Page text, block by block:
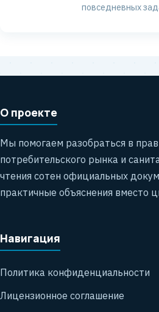
повседневных
О проекте
Мы помогаем разобраться в
потребительского рынка и
чтения сотен официальных
практичные объяснения вместо
Навигация
Политика конфиденциальности
Лицензионное соглашение